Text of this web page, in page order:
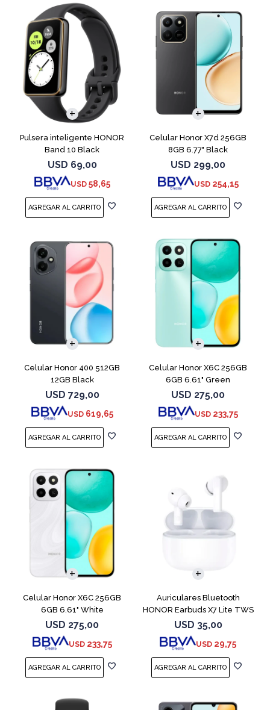
Pulsera inteligente HONOR
Band 10 Black
USD 69,00
USD 58,65
Celular Honor X7d 256GB
8GB 6.77" Black
USD 299,00
USD 254,15
COMPARAR
Celular Honor 400 512GB
12GB Black
USD 729,00
USD 619,65
COMPARAR
Celular Honor X6C 256GB
6GB 6.61" Green
USD 275,00
USD 233,75
COMPARAR
Celular Honor X6C 256GB
6GB 6.61" White
USD 275,00
USD 233,75
COMPARAR
Auriculares Bluetooth
HONOR Earbuds X7 Lite TWS
White
USD 35,00
USD 29,75